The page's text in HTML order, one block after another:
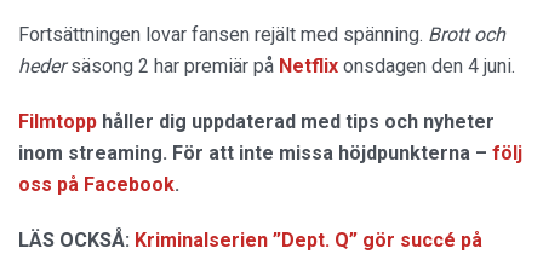
Fortsättningen lovar fansen rejält med spänning. Brott och
hedersäsong 2 har premiär på Netflix onsdagen den 4 juni.
Filmtopp håller dig uppdaterad med tips och nyheter
inom streaming. För att inte missa höjdpunkterna – följ
oss på Facebook.
LÄS OCKSÅ: Kriminalserien ”Dept. Q” gör succé på